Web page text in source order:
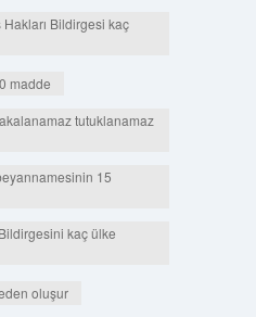
Hakları Bildirgesi kaç
madde
tutuklanamaz
15
kaç ülke
oluşur